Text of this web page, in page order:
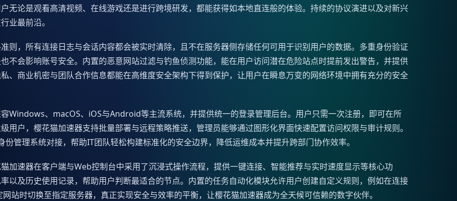
无论是观看高清视频、在线游戏还是进行跨境研发，都能获得如本地直连般的体验。持续的协议演进以及对新兴
业最前沿。
则，所有连接日志与会话内容都会被实时清除，且不在服务器侧存储任何可用于识别用户的数据。多重身份验证
不会影响账号安全。内置的恶意网站过滤与钓鱼侦测功能，能在用户访问潜在危险站点时提前发出警告，并提供
、商业机密与团队合作信息都能在高维度安全架构下得到保护，让用户在瞬息万变的网络环境中拥有充分的安全
Windows、macOS、iOS与Android等主流系统，并提供统一的登录管理后台。用户只需一次注册，即可在所
用户，樱花猫加速器支持批量部署与远程策略推送，管理员能够通过图形化界面快速配置访问权限与审计规则。
管理系统对接，帮助IT团队轻松构建标准化的安全边界，降低运维成本并提升跨部门协作效率。
加速器在客户端与Web控制台中采用了沉浸式操作流程，提供一键连接、智能推荐与实时速度显示等核心功
以及历史使用记录，帮助用户判断最适合的节点。内置的任务自动化模块允许用户创建自定义规则，例如在连接
站时切换至指定服务器，真正实现安全与效率的平衡，让樱花猫加速器成为全天候可信赖的数字伙伴。